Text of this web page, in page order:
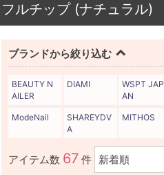
フルチップ (ナチュラル)
ブランドから絞り込む
BEAUTY N
AILER
DIAMI
WSPT JAP
AN
ModeNail
SHAREYDV
A
MITHOS
アイテム数 67 件